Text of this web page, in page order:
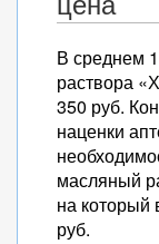
В среднем
раствора
350 руб.
наценки
масляный
на который
руб.